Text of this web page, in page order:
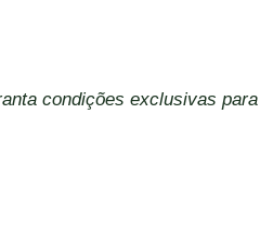
condições exclusivas